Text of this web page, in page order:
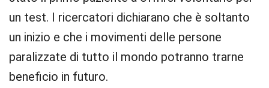
un test. I ricercatori dichiarano che è soltanto
un inizio e che i movimenti delle persone
paralizzate di tutto il mondo potranno trarne
beneficio in futuro.